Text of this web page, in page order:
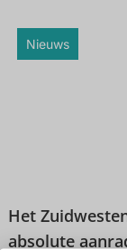
Nieuws
Het
absolute